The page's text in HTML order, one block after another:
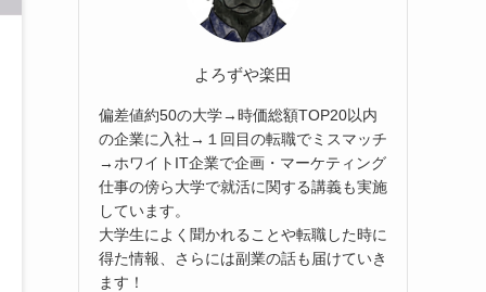
よろずや楽田
偏差値約50の大学→時価総額TOP20以内
の企業に入社→１回目の転職でミスマッチ
→ホワイトIT企業で企画・マーケティング
仕事の傍ら大学で就活に関する講義も実施
しています。
大学生によく聞かれることや転職した時に
得た情報、さらには副業の話も届けていき
ます！